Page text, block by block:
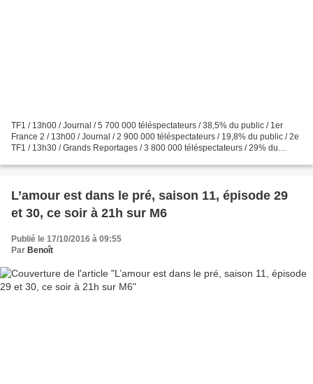
TF1 / 13h00 / Journal / 5 700 000 téléspectateurs / 38,5% du public / 1er
France 2 / 13h00 / Journal / 2 900 000 téléspectateurs / 19,8% du public / 2e
TF1 / 13h30 / Grands Reportages / 3 800 000 téléspectateurs / 29% du
L’amour est dans le pré, saison 11, épisode 29
et 30, ce soir à 21h sur M6
Publié le 17/10/2016 à 09:55
Par Benoît